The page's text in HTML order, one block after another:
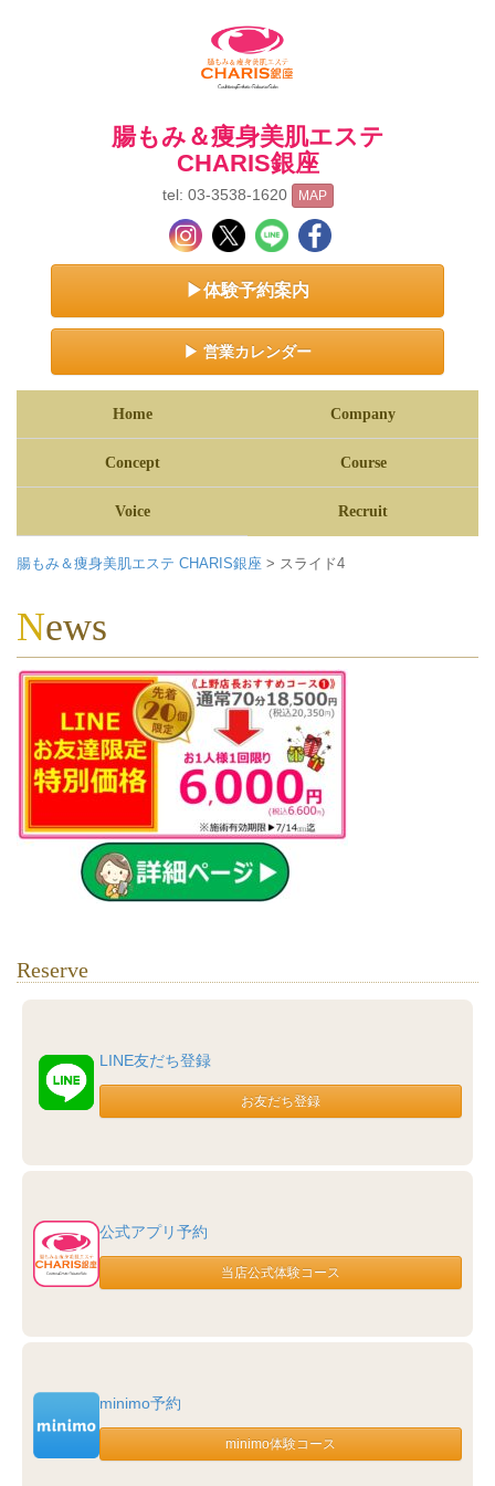
腸もみ＆痩身美肌エステ
CHARIS銀座
tel: 03-3538-1620 MAP
▶体験予約案内
▶ 営業カレンダー
Home Company
Concept Course
Voice Recruit
腸もみ＆痩身美肌エステ CHARIS銀座 > スライド4
News
Reserve
LINE友だち登録
公式アプリ予約
minimo予約